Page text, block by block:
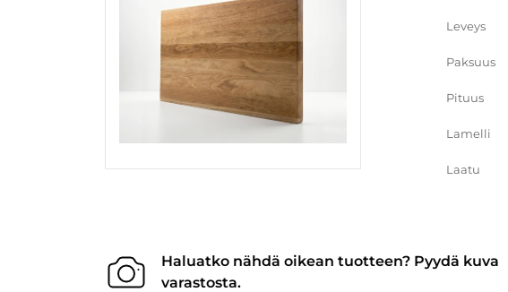
Leveys
Paksuus
Pituus
Lamelli
Laatu
Haluatko nähdä oikean tuotteen? Pyydä kuva
varastosta.